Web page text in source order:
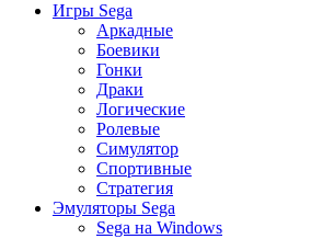
Игры Sega
Аркадные
Боевики
Гонки
Драки
Логические
Ролевые
Симулятор
Спортивные
Стратегия
Эмуляторы Sega
Sega на Windows